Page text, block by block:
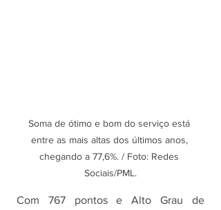
Soma de ótimo e bom do serviço está
entre as mais altas dos últimos anos,
chegando a 77,6%. / Foto: Redes
Sociais/PML.
Com 767 pontos e Alto Grau de